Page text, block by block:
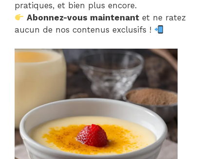
pratiques, et bien plus encore.
Abonnez-vous maintenant et ne ratez
aucun de nos contenus exclusifs !